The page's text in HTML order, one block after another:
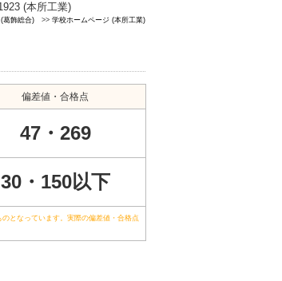
(本所工業)
葛飾総合) >> 学校ホームページ (本所工業)
偏差値・合格点
47・269
30・150以下
となっています。実際の偏差値・合格点